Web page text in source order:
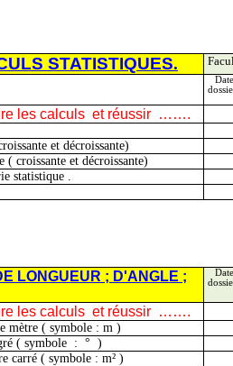
STATISTIQUES.
les calculs etréussir …….
et décroissante)
( croissante et décroissante)
statistique .
LONGUEUR ; D'ANGLE ;
les calculs etréussir …….
mètre( symbole : m )
( symbole : °
)
carré( symbole : m² )